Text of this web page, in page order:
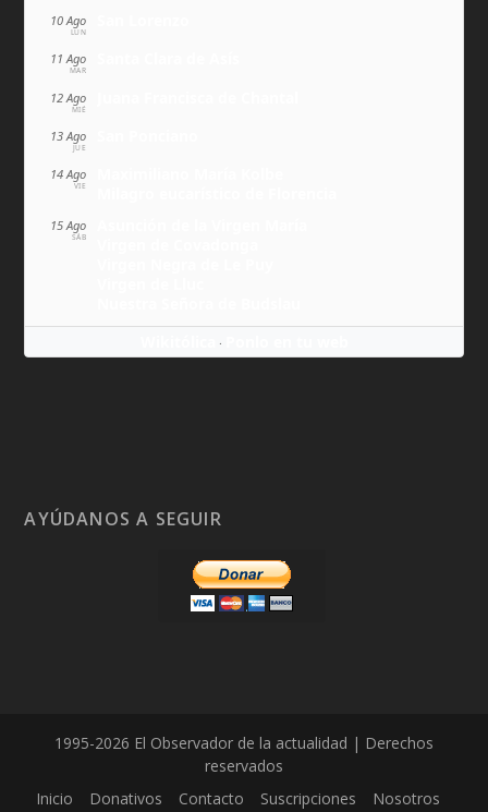
10 Ago
LUN
11 Ago
MAR
12 Ago
MIÉ
13 Ago
JUE
14 Ago
VIE
15 Ago
SÁB
·
AYÚDANOS A SEGUIR
1995-2026 El Observador de la actualidad | Derechos
reservados
Inicio
Donativos Contacto Suscripciones Nosotros